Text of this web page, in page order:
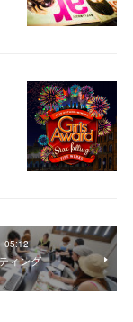
05:12
ィング